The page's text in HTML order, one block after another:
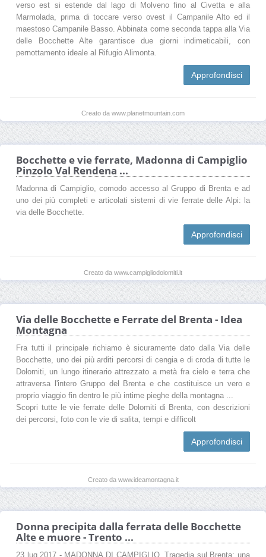
verso est si estende dal lago di Molveno fino al Civetta e alla
Marmolada, prima di toccare verso ovest il Campanile Alto ed il
maestoso Campanile Basso. Abbinata come seconda tappa alla Via
delle Bocchette Alte garantisce due giorni indimeticabili, con
pernottamento ideale al Rifugio Alimonta.
Approfondisci
Creato da www.planetmountain.com
Bocchette e vie ferrate, Madonna di Campiglio
Pinzolo Val Rendena ...
Madonna di Campiglio, comodo accesso al Gruppo di Brenta e ad
uno dei più completi e articolati sistemi di vie ferrate delle Alpi: la
via delle Bocchette.
Approfondisci
Creato da www.campigliodolomiti.it
Via delle Bocchette e Ferrate del Brenta - Idea
Montagna
Fra tutti il principale richiamo è sicuramente dato dalla Via delle
Bocchette, uno dei più arditi percorsi di cengia e di croda di tutte le
Dolomiti, un lungo itinerario attrezzato a metà fra cielo e terra che
attraversa l'intero Gruppo del Brenta e che costituisce un vero e
proprio viaggio fin dentro le più intime pieghe della montagna ...
Scopri tutte le vie ferrate delle Dolomiti di Brenta, con descrizioni
dei percorsi, foto con le vie di salita, tempi e difficolt
Approfondisci
Creato da www.ideamontagna.it
Donna precipita dalla ferrata delle Bocchette
Alte e muore - Trento ...
23 lug 2017 - MADONNA DI CAMPIGLIO. Tragedia sul Brenta: una